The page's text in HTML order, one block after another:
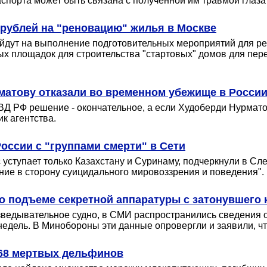
на "реновацию" жилья в Москве
на выполнение подготовительных мероприятий для
площадок для строительства "стартовых" домов для
отказали во временном убежище в России
решение - окончательное, а если Худоберди
агентства.
с "группами смерти" в Сети
только Казахстану и Суринаму, подчеркнули в
в сторону суицидального мировоззрения и поведения".
секретной аппаратуры с затонувшего
судно, в СМИ распространились сведения
В Минобороны эти данные опровергли и заявили,
мертвых дельфинов